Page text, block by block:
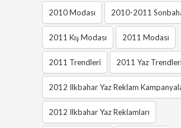
2010 Modası 2010-2011
2011 Kış Modası 2011 Modası
2011 Trendleri 2011 Yaz
2012 Ilkbahar Yaz Reklam
2012 Ilkbahar Yaz Reklamları